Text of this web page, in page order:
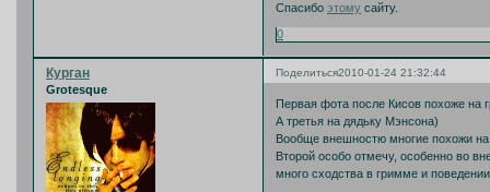
Спасибо этому сайту.
0
Поделиться2010-01-24 21:32:44
Курган
Grotesque
Первая фота после Кисов похоже на
А третья на дядьку Мэнсона)
Вообще внешностю многие похожи
Второй особо отмечу, особенно во
много сходства в гримме и поведении